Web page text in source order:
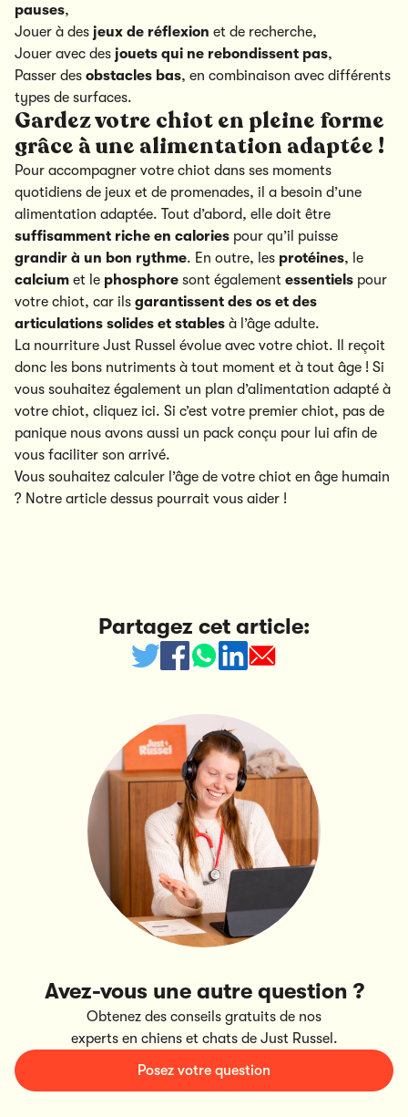
pauses,
Jouer à des jeux de réflexion et de recherche,
Jouer avec des jouets qui ne rebondissent pas,
Passer des obstacles bas, en combinaison avec différents
types de surfaces.
Gardez votre chiot en pleine forme
grâce à une alimentation adaptée !
Pour accompagner votre chiot dans ses moments
quotidiens de jeux et de promenades, il a besoin d’une
alimentation adaptée. Tout d’abord, elle doit être
suffisamment riche en calories pour qu’il puisse
grandir à un bon rythme. En outre, les protéines, le
calcium et le phosphore sont également essentiels pour
votre chiot, car ils garantissent des os et des
articulations solides et stables à l’âge adulte.
La nourriture Just Russel évolue avec votre chiot. Il reçoit
donc les bons nutriments à tout moment et à tout âge ! Si
vous souhaitez également un plan d’alimentation adapté à
votre chiot, cliquez ici. Si c’est votre premier chiot, pas de
panique nous avons aussi un pack conçu pour lui afin de
vous faciliter son arrivé.
Vous souhaitez calculer l’âge de votre chiot en âge humain
? Notre article dessus pourrait vous aider !
Partagez cet article:
Avez-vous une autre question ?
Obtenez des conseils gratuits de nos
experts en chiens et chats de Just Russel.
Posez votre question